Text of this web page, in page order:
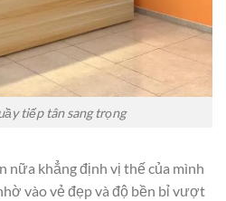
tiếp tân sang trọng
nữa khẳng định vị thế của mình
vào vẻ đẹp và độ bền bỉ vượt